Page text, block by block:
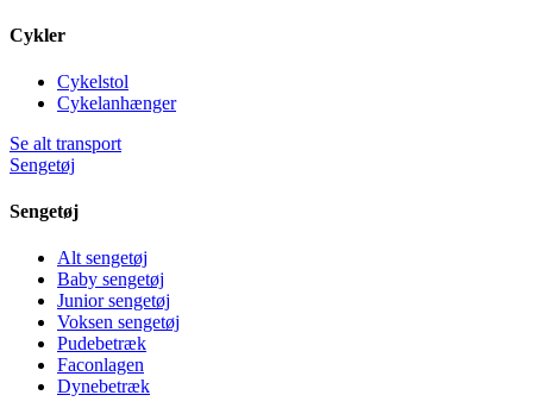
Cykler
Cykelstol
Cykelanhænger
Se alt transport
Sengetøj
Sengetøj
Alt sengetøj
Baby sengetøj
Junior sengetøj
Voksen sengetøj
Pudebetræk
Faconlagen
Dynebetræk